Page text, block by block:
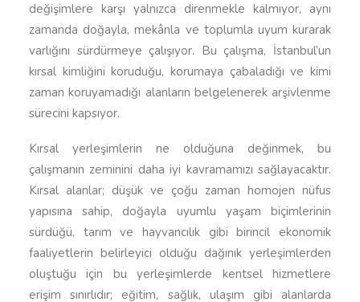
değişimlere karşı yalnızca direnmekle kalmıyor, aynı
zamanda doğayla, mekânla ve toplumla uyum kurarak
varlığını sürdürmeye çalışıyor. Bu çalışma, İstanbul’un
kırsal kimliğini koruduğu, korumaya çabaladığı ve kimi
zaman koruyamadığı alanların belgelenerek arşivlenme
sürecini kapsıyor.
Kırsal yerleşimlerin ne olduğuna değinmek, bu
çalışmanın zeminini daha iyi kavramamızı sağlayacaktır.
Kırsal alanlar; düşük ve çoğu zaman homojen nüfus
yapısına sahip, doğayla uyumlu yaşam biçimlerinin
sürdüğü, tarım ve hayvancılık gibi birincil ekonomik
faaliyetlerin belirleyici olduğu dağınık yerleşimlerden
oluştuğu için bu yerleşimlerde kentsel hizmetlere
erişim sınırlıdır; eğitim, sağlık, ulaşım gibi alanlarda